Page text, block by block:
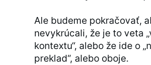
Ale budeme pokračovať,
nevykrúcali, že je to veta
kontextu“, alebo že ide o
preklad“, alebo oboje.